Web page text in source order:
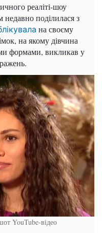
реаліті-шоу
недавно поділилася з
на своєму
на якому дівчина
формами, викликав у
YouTube-відео